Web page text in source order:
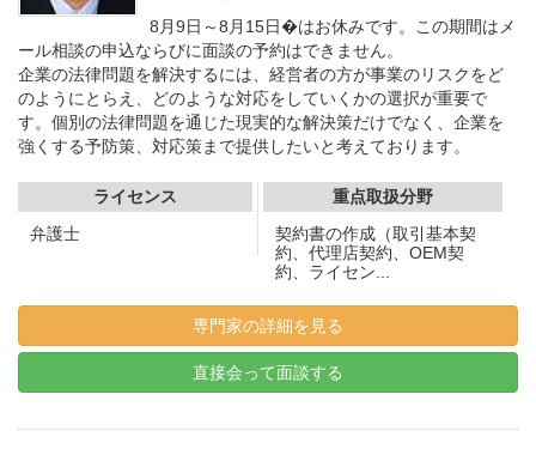
8月9日～8月15日�はお休みです。この期間はメ
ール相談の申込ならびに面談の予約はできません。
企業の法律問題を解決するには、経営者の方が事業のリスクをど
のようにとらえ、どのような対応をしていくかの選択が重要で
す。個別の法律問題を通じた現実的な解決策だけでなく、企業を
強くする予防策、対応策まで提供したいと考えております。
ライセンス
弁護士
重点取扱分野
契約書の作成（取引基本契
約、代理店契約、OEM契
約、ライセン...
専門家の詳細を見る
直接会って面談する